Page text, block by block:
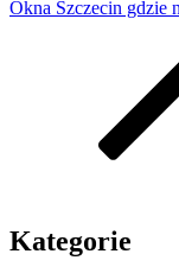
Okna Szczecin gdzie
Kategorie